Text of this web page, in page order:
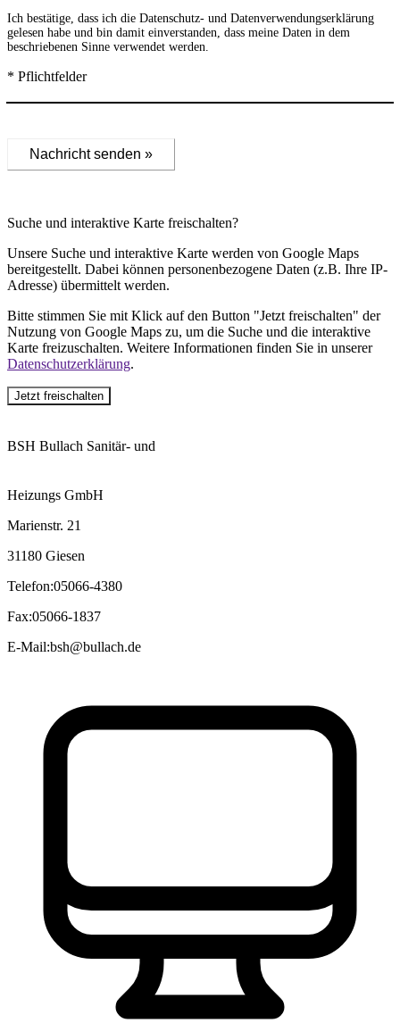
Ich bestätige, dass ich die Datenschutz- und Datenverwendungserklärung
gelesen habe und bin damit einverstanden, dass meine Daten in dem
beschriebenen Sinne verwendet werden.
* Pflichtfelder
Nachricht senden »
Suche und interaktive Karte freischalten?
Unsere Suche und interaktive Karte werden von Google Maps
bereitgestellt. Dabei können personenbezogene Daten (z.B. Ihre IP-
Adresse) übermittelt werden.
Bitte stimmen Sie mit Klick auf den Button "Jetzt freischalten" der
Nutzung von Google Maps zu, um die Suche und die interaktive
Karte freizuschalten. Weitere Informationen finden Sie in unserer
Datenschutzerklärung.
Jetzt freischalten
BSH Bullach Sanitär- und
Heizungs GmbH
Marienstr. 21
31180 Giesen
Telefon:05066-4380
Fax:05066-1837
E-Mail:bsh@bullach.de